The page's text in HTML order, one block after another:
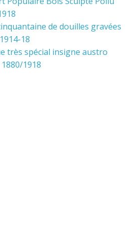
de douilles gravées
18
très spécial insigne austro
1918